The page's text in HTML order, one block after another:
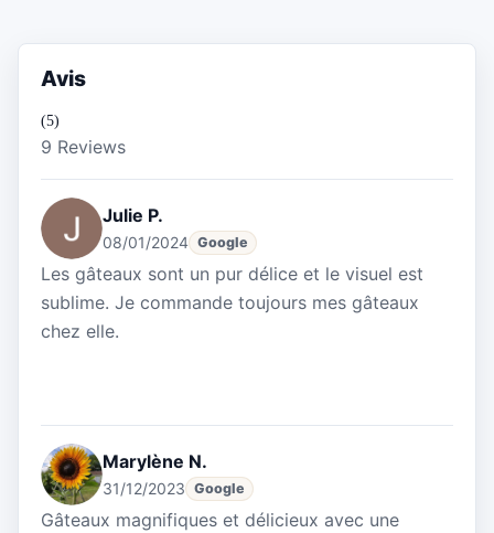
Avis
(5)
9 Reviews
Julie P.
08/01/2024 Google
Les gâteaux sont un pur délice et le visuel est
sublime. Je commande toujours mes gâteaux
chez elle.
Marylène N.
31/12/2023 Google
Gâteaux magnifiques et délicieux avec une